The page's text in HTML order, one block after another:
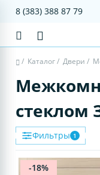
8 (383) 388 87 79
/ Каталог/ Двери /
стеклом
Фильтры 1
-18%